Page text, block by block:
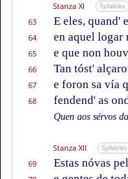
Stanza XI Syllables
63 E eles, quand'
64 en aquel logar
65 e que non
66 Tan tóst'
67 e foron sa vía
68 fendend' as
Quen aos sérvos
Stanza XII Syllables
69 Estas nóvas